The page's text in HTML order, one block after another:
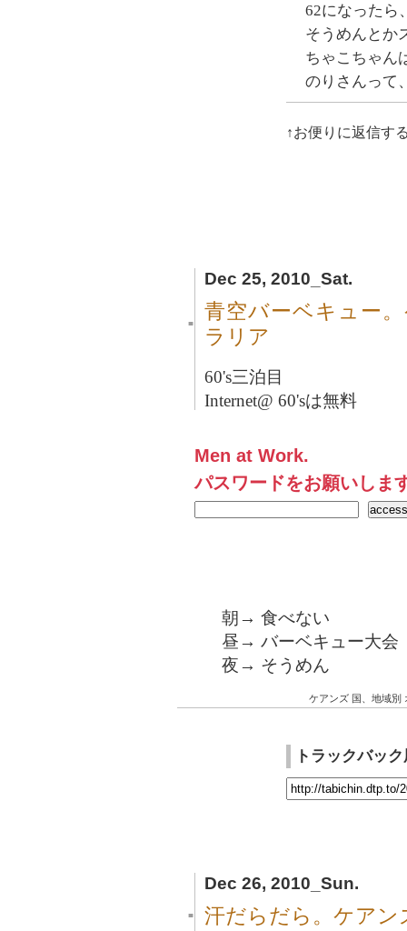
62になったら
そうめんとか
ちゃこちゃん
のりさんって
↑お便りに返信す
Dec 25, 2010_Sat.
■
青空バーベキュー
ラリア
60's三泊目
Internet@ 60'sは無料
Men at Work.
パスワードをお願いしま
朝→ 食べない
昼→ バーベキュー大会
夜→ そうめん
ケアンズ 国、地域別
トラックバッ
Dec 26, 2010_Sun.
■ 汗だらだら。ケアン